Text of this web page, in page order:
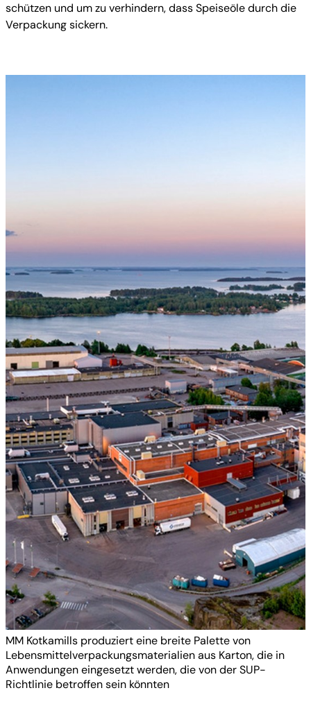
schützen und um zu verhindern, dass Speiseöle durch die
Verpackung sickern.
MM Kotkamills produziert eine breite Palette von
Lebensmittelverpackungsmaterialien aus Karton, die in
Anwendungen eingesetzt werden, die von der SUP-
Richtlinie betroffen sein könnten